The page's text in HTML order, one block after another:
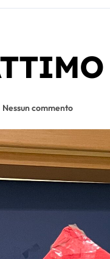
Nessun commento